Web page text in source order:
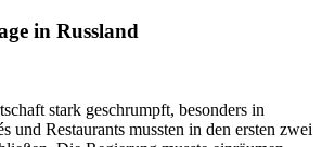
in Russland
stark geschrumpft, besonders in
und Restaurants mussten in den ersten zwei